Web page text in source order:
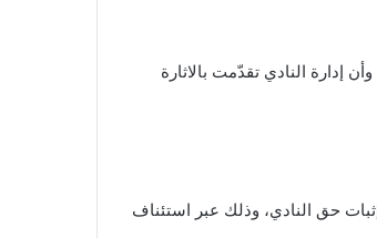
إدارة النادي تقدّمت بالاثارة
حق النادي، وذلك عبر استئناف